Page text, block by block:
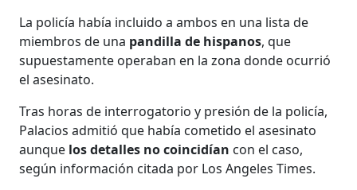
La policía había incluido a ambos en una lista de
miembros de una pandilla de hispanos, que
supuestamente operaban en la zona donde ocurrió
el asesinato.
Tras horas de interrogatorio y presión de la policía,
Palacios admitió que había cometido el asesinato
aunque los detalles no coincidían con el caso,
según información citada por Los Angeles Times.